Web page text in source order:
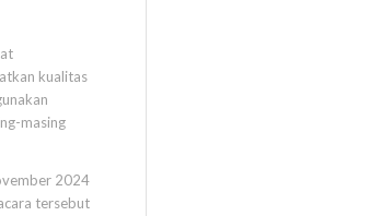
kualitas
masing
2024
tersebut